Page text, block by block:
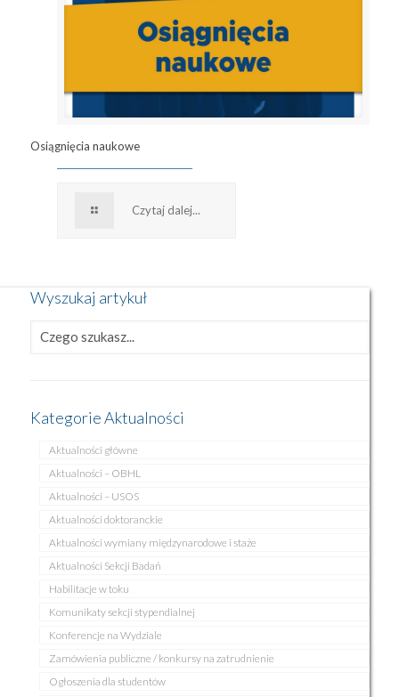
Osiągnięcia naukowe
Czytaj dalej...
Wyszukaj artykuł
Kategorie Aktualności
Aktualności główne
Aktualności – OBHL
Aktualności – USOS
Aktualności doktoranckie
Aktualności wymiany międzynarodowe i staże
Aktualności Sekcji Badań
Habilitacje w toku
Komunikaty sekcji stypendialnej
Konferencje na Wydziale
Zamówienia publiczne / konkursy na zatrudnienie
Ogłoszenia dla studentów